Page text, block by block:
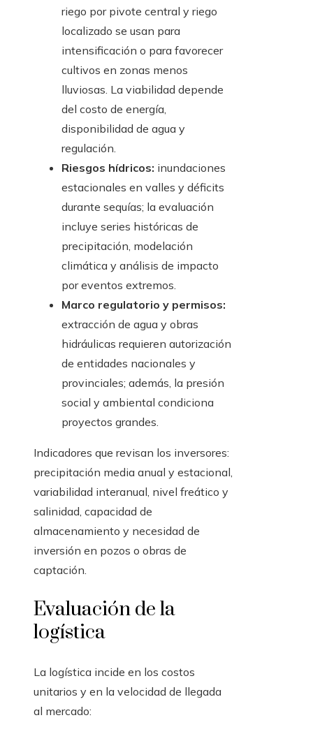
riego por pivote central y riego
localizado se usan para
intensificación o para favorecer
cultivos en zonas menos
lluviosas. La viabilidad depende
del costo de energía,
disponibilidad de agua y
regulación.
Riesgos hídricos: inundaciones
estacionales en valles y déficits
durante sequías; la evaluación
incluye series históricas de
precipitación, modelación
climática y análisis de impacto
por eventos extremos.
Marco regulatorio y permisos:
extracción de agua y obras
hidráulicas requieren autorización
de entidades nacionales y
provinciales; además, la presión
social y ambiental condiciona
proyectos grandes.
Indicadores que revisan los inversores:
precipitación media anual y estacional,
variabilidad interanual, nivel freático y
salinidad, capacidad de
almacenamiento y necesidad de
inversión en pozos o obras de
captación.
Evaluación de la
logística
La logística incide en los costos
unitarios y en la velocidad de llegada
al mercado: